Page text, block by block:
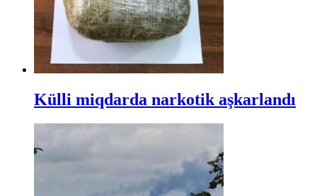
Külli miqdarda narkotik aşkarlandı